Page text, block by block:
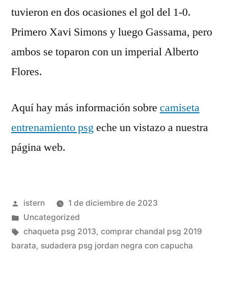
tuvieron en dos ocasiones el gol del 1-0.
Primero Xavi Simons y luego Gassama, pero
ambos se toparon con un imperial Alberto
Flores.
Aquí hay más información sobre camiseta
entrenamiento psgeche un vistazo a nuestra
página web.
Publicado
por
istern
1 de diciembre de 2023
Publicado
en
Uncategorized
Etiquetas:
chaqueta psg 2013, comprar chandal psg 2019
barata, sudadera psg jordan negra con capucha